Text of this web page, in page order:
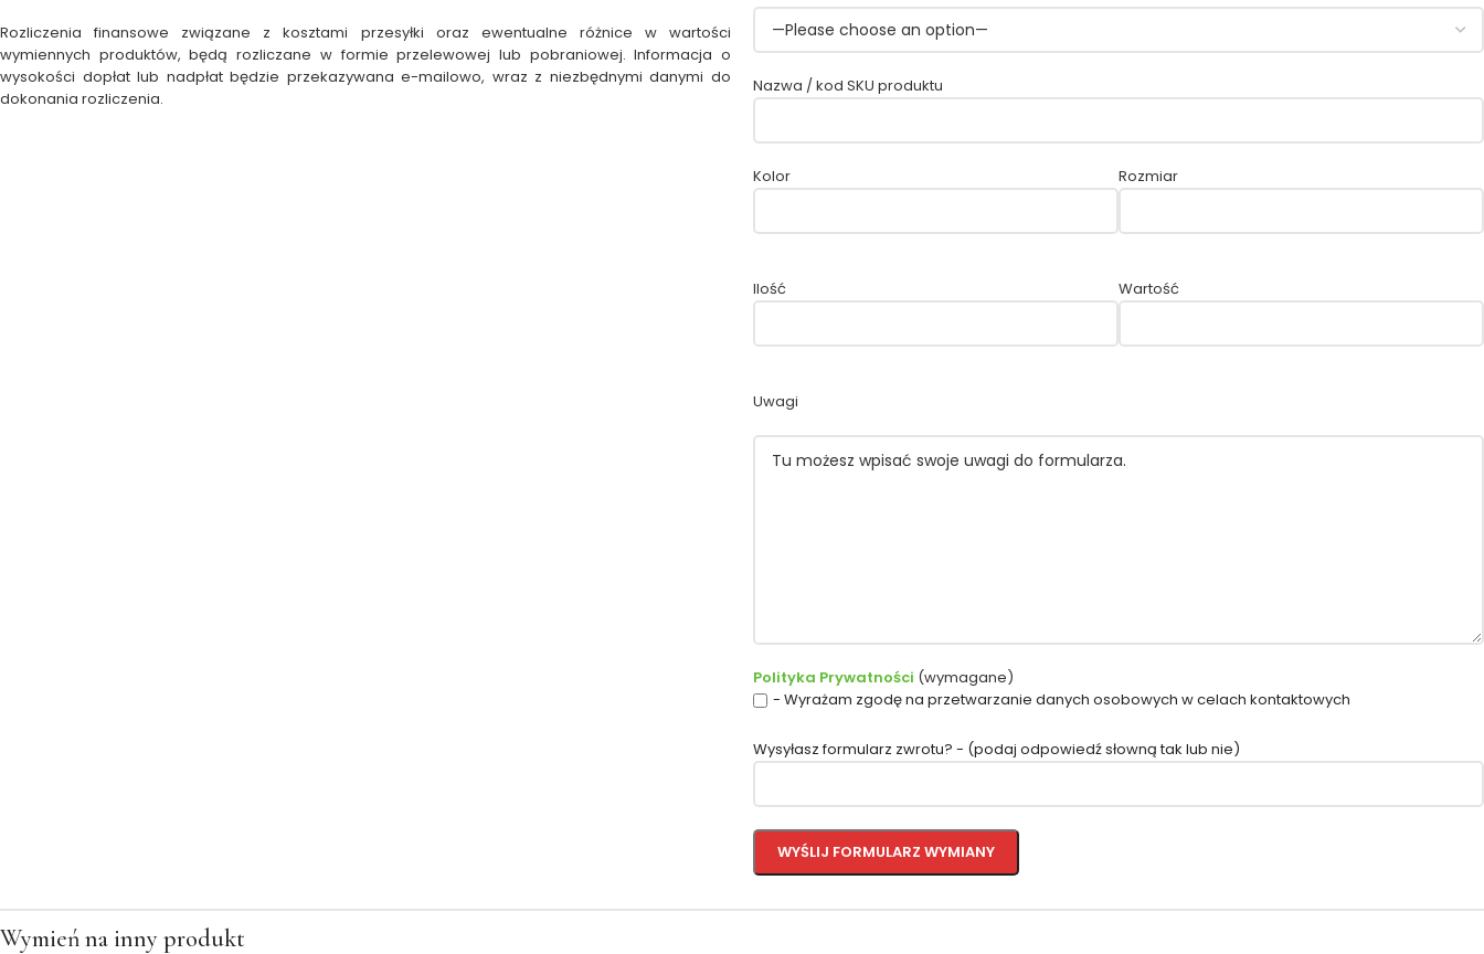
Rozliczenia finansowe związane z kosztami przesyłki oraz ewentualne różnice w wartości
wymiennych produktów, będą rozliczane w formie przelewowej lub pobraniowej. Informacja o
wysokości dopłat lub nadpłat będzie przekazywana e-mailowo, wraz z niezbędnymi danymi do
dokonania rozliczenia.
Nazwa / kod SKU produktu
Kolor Rozmiar
Ilość Wartość
Uwagi
Polityka Prywatności (wymagane)
- Wyrażam zgodę na przetwarzanie danych osobowych w celach kontaktowych
Wysyłasz formularz zwrotu? - (podaj odpowiedź słowną tak lub nie)
Wymień na inny produkt